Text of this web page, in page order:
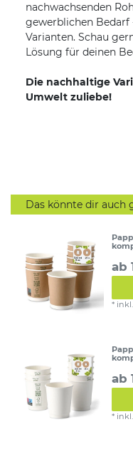
nachwachsenden
gewerblichen Bedarf
Varianten. Schau
Lösung für deinen
Die nachhaltige
Umwelt zuliebe!
Das könnte dir auch
ab
*
ab
*